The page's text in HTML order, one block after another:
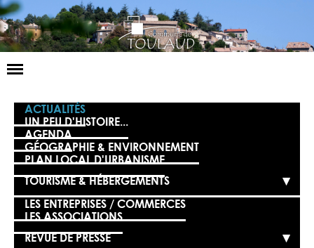
Basculer
LA MAIRIE
NOS SERVICES
LA VIE LOCALE
VOS DÉMARCHES
CONTACT
ACTUALITÉS
UN PEU D'HISTOIRE...
AGENDA
GÉOGRAPHIE & ENVIRONNEMENT
PLAN LOCAL D'URBANISME
TOURISME & HÉBERGEMENTS
LES ENTREPRISES / COMMERCES
LES ASSOCIATIONS
REVUE DE PRESSE